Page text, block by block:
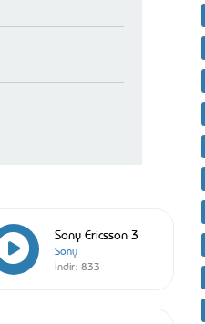
Sony Ericsson 3
Sony
İndir: 833